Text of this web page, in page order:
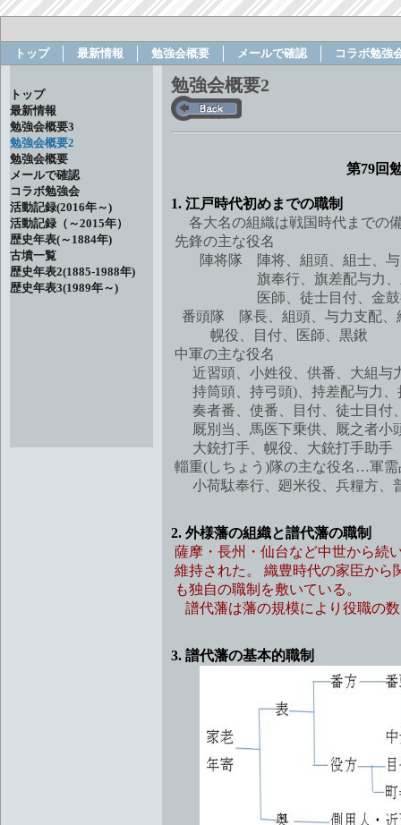
トップ 最新情報 勉強会概要 メールで確認 コラボ勉強
トップ
最新情報
勉強会概要3
勉強会概要2
勉強会概要
メールで確認
コラボ勉強会
活動記録(2016年～)
活動記録（～2015年）
歴史年表(～1884年)
古墳一覧
歴史年表2(1885-1988年)
歴史年表3(1989年～)
勉強会概要2
第79回
1. 江戸時代初めまでの職制
各大名の組織は戦国時代までの
先鋒の主な役名
陣将隊 陣将、組頭、組士、与
旗奉行、旗差配与力、差配
医師、徒士目付、金鼓
番頭隊 隊長、組頭、与力支配、
幌役、目付、医師、黒鍬
中軍の主な役名
近習頭、小姓役、供番、大組与
持筒頭、持弓頭)、持差配与力、
奏者番、使番、目付、徒士目付
厩別当、馬医下乗供、厩之者小
大銃打手、幌役、大銃打手助手
輜重(しちょう)隊の主な役名…軍需
小荷駄奉行、廻米役、兵糧方、
2. 外様藩の組織と譜代藩の職制
薩摩・長州・仙台など中世から続
維持された。 織豊時代の家臣から
も独自の職制を敷いている。
譜代藩は藩の規模により役職の
3. 譜代藩の基本的職制